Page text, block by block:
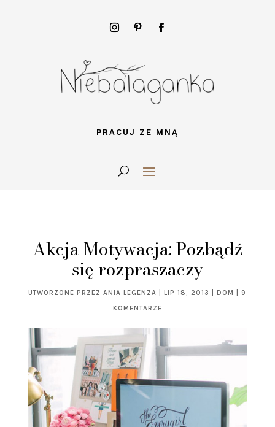
PRACUJ ZE MNĄ
Akcja Motywacja: Pozbądź
się rozpraszaczy
UTWORZONE PRZEZANIA LEGENZA LIP 18, 2013 DOM |9
KOMENTARZE